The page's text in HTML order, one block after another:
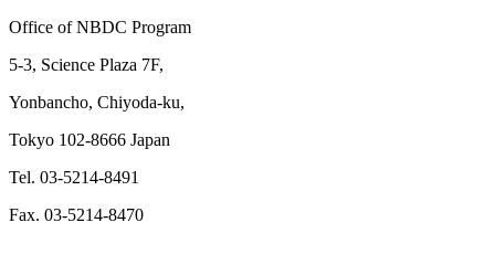
Office of NBDC Program
5-3, Science Plaza 7F,
Yonbancho, Chiyoda-ku,
Tokyo 102-8666 Japan
Tel. 03-5214-8491
Fax. 03-5214-8470